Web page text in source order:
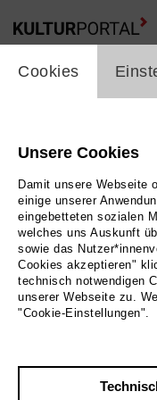
Übersicht
Cookies
Unsere Cookies
Damit unsere Webseite
einige unserer
eingebetteten sozialen
welches uns Auskunft
sowie das
Cookies akzeptieren"
technisch notwendigen
unserer Webseite zu.
"Cookie-Einstellungen".